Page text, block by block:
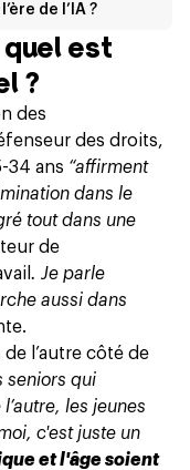
de l’IA ?
est
?
des
des droits,
34 ans “affirment
dans le
tout dans une
de
. Je parle
aussi dans
l’autre côté de
seniors qui
l’autre, les jeunes
c'est juste un
et l'âge soient